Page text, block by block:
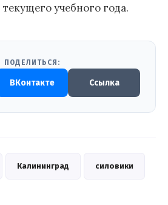
учебного года.
ПОДЕЛИТЬСЯ:
ВКонтакте Ссылка
Калининград силовики